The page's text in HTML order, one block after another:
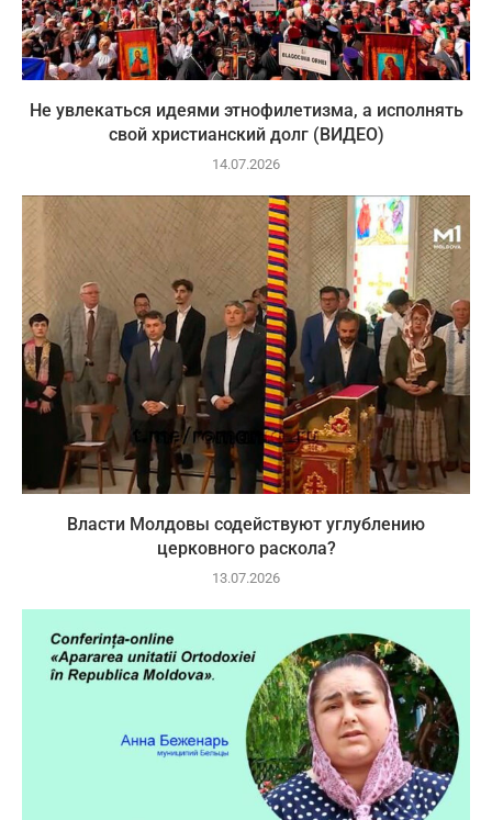
Не увлекаться идеями этнофилетизма, а исполнять
свой христианский долг (ВИДЕО)
14.07.2026
Власти Молдовы содействуют углублению
церковного раскола?
13.07.2026